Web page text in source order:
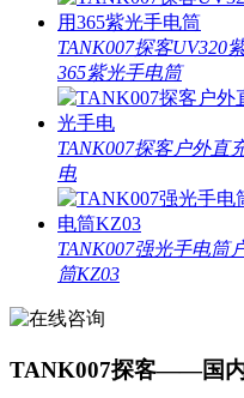
TANK007探客UV320
365紫光手电筒
TANK007探客户外直
电
TANK007强光手电筒
筒KZ03
TANK007探客——国